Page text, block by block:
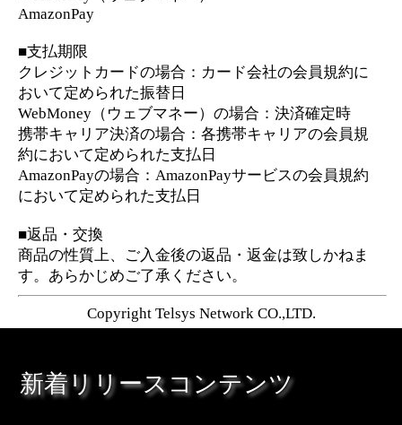
新着リリースコンテンツ
最新
インスピレーション｜運命好転/悲
願叶/瞬間霊察で全看破◆嬉野つば
さ
2026年8月6月追加
就【運命正し現実変える神霊力】
月香
ル | みのり -MINORI-